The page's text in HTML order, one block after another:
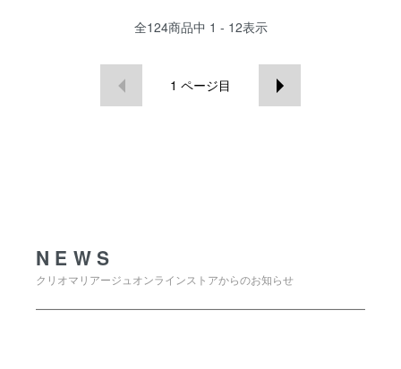
全124商品中 1 - 12表示
1 ページ目
NEWS
クリオマリアージュオンラインストアからのお知らせ